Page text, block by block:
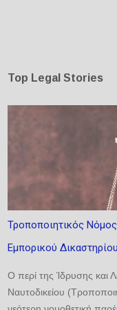
Top Legal Stories
Τροποποιητικός Νόμος
Εμπορικού
Ο περί της Ίδρυσης και
Ναυτοδικείου